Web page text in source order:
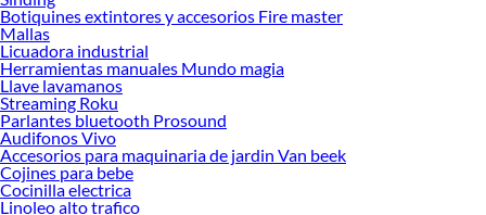
Quincallería para Puertas y Ventanas!
Explora la variedad de productos de Quincallería para Puertas y
Ventanas en Sodimac
Herramientas, materiales y accesorios de calidad para tus proyectos y
renovación de espacios. ¡Visítanos y descubre todo lo que tenemos para
ofrecerte!
Encuentra una amplia variedad de productos de Quincallería para Puertas y
Ventanas en Sodimac. Encuentra todo lo necesario para tus proyectos de
renovación y decoración. ¡Visítanos y haz tus ideas realidad!
Botiquines extintores y accesorios Fire master
Mallas
Licuadora industrial
Herramientas manuales Mundo magia
Llave lavamanos
Streaming Roku
Parlantes bluetooth Prosound
Audifonos Vivo
Accesorios para maquinaria de jardin Van beek
Cojines para bebe
Cocinilla electrica
Linoleo alto trafico